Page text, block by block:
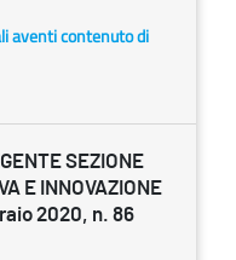
aventi contenuto di
SEZIONE
E INNOVAZIONE
2020, n. 86